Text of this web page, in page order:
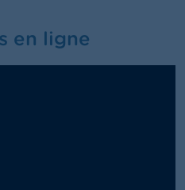
en ligne